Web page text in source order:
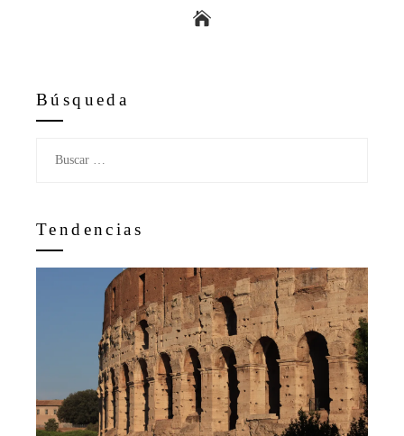
Búsqueda
Tendencias